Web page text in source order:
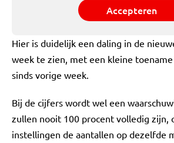
Accepteren
Hier is duidelijk een daling in de
week te zien, met een kleine
sinds vorige week.
Bij de cijfers wordt wel een
zullen nooit 100 procent volledig zijn,
instellingen de aantallen op dezelfde